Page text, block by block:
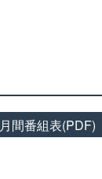
月間番組表(PDF)